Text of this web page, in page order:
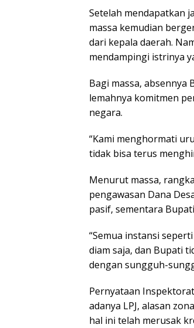
Setelah mendapatkan
massa kemudian
dari kepala daerah.
mendampingi istrinya
Bagi massa,
lemahnya komitmen
negara.
“Kami menghormati
tidak bisa terus
Menurut massa,
pengawasan Dana
pasif, sementara
“Semua instansi
diam saja, dan Bupati
dengan sungguh-
Pernyataan
adanya LPJ, alasan
hal ini telah merusak